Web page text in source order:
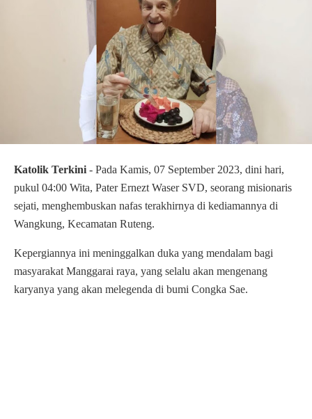
Katolik Terkini - Pada Kamis, 07 September 2023, dini hari,
pukul 04:00 Wita, Pater Ernezt Waser SVD, seorang misionaris
sejati, menghembuskan nafas terakhirnya di kediamannya di
Wangkung, Kecamatan Ruteng.
Kepergiannya ini meninggalkan duka yang mendalam bagi
masyarakat Manggarai raya, yang selalu akan mengenang
karyanya yang akan melegenda di bumi Congka Sae.